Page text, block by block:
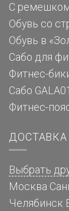
С
Обувь со
Обувь в
Сабо для
Фитнес-
Сабо GALA01
Фитнес-
Выбрать
Москва
Челябинск